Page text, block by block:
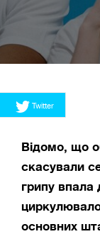
Twitter
Відомо, що
скасували
грипу впала
основних